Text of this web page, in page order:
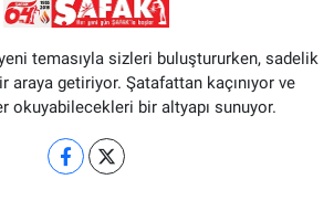
temasıyla sizleri buluştururken, sadelik
araya getiriyor. Şatafattan kaçınıyor ve
okuyabilecekleri bir altyapı sunuyor.